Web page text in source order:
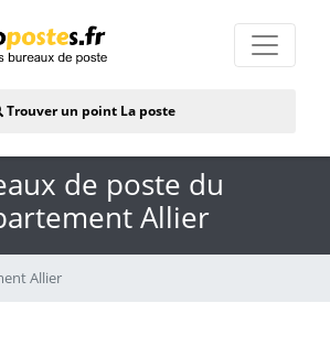
Trouver un point La poste
de poste du
Allier
Allier